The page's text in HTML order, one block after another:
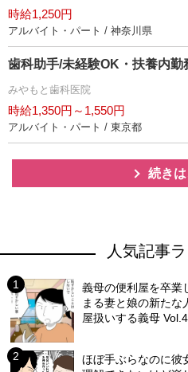
時給1,250円
アルバイト・パート / 神奈川県
歯科助手/未経験OK・扶養内勤
みやもと歯科医院
時給1,350円～1,550円
アルバイト・パート / 東京都
続き
人気記事
義母の便利屋を卒業
まる妻と娘の新たな
屋扱いする義母
ほぼ手ぶらなのに彼